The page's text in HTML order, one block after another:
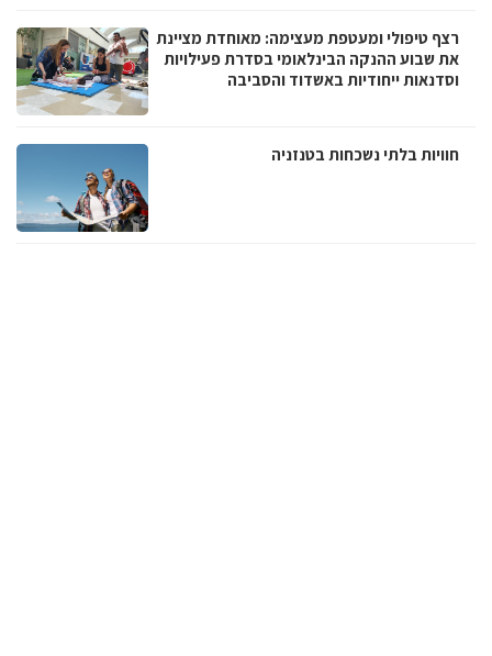
רצף טיפולי ומעטפת מעצימה: מאוחדת מציינת
את שבוע ההנקה הבינלאומי בסדרת פעילויות
וסדנאות ייחודיות באשדוד והסביבה
חוויות בלתי נשכחות בטנזניה